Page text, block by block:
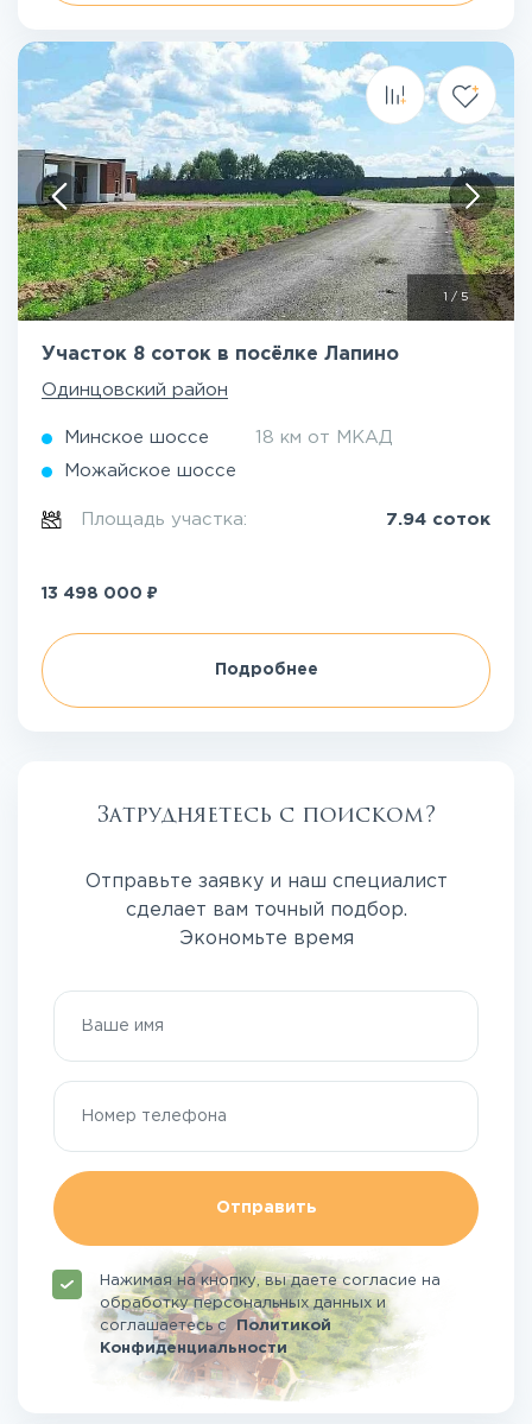
1 / 5
Участок 8 соток в посёлке Лапино
Одинцовский район
Минское шоссе 18 км от МКАД
Можайское шоссе
Площадь участка: 7.94 соток
13 498 000 ₽
Подробнее
Затрудняетесь с поиском?
Отправьте заявку и наш специалист
сделает вам точный подбор.
Экономьте время
Отправить
Нажимая на кнопку, вы даете согласие на
обработку персональных данных и
соглашаетесьсПолитикой
Конфиденциальности